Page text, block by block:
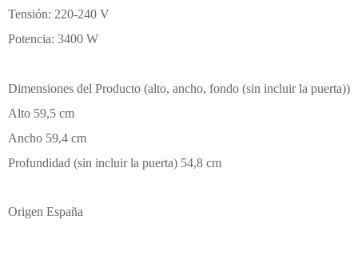
Tensión: 220-240 V
Potencia: 3400 W
Dimensiones del Producto (alto, ancho, fondo (sin incluir la puerta))
Alto 59,5 cm
Ancho 59,4 cm
Profundidad (sin incluir la puerta) 54,8 cm
Origen España